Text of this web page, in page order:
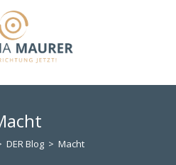
DER Blog > Macht